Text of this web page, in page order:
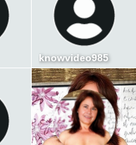
knowvideo985